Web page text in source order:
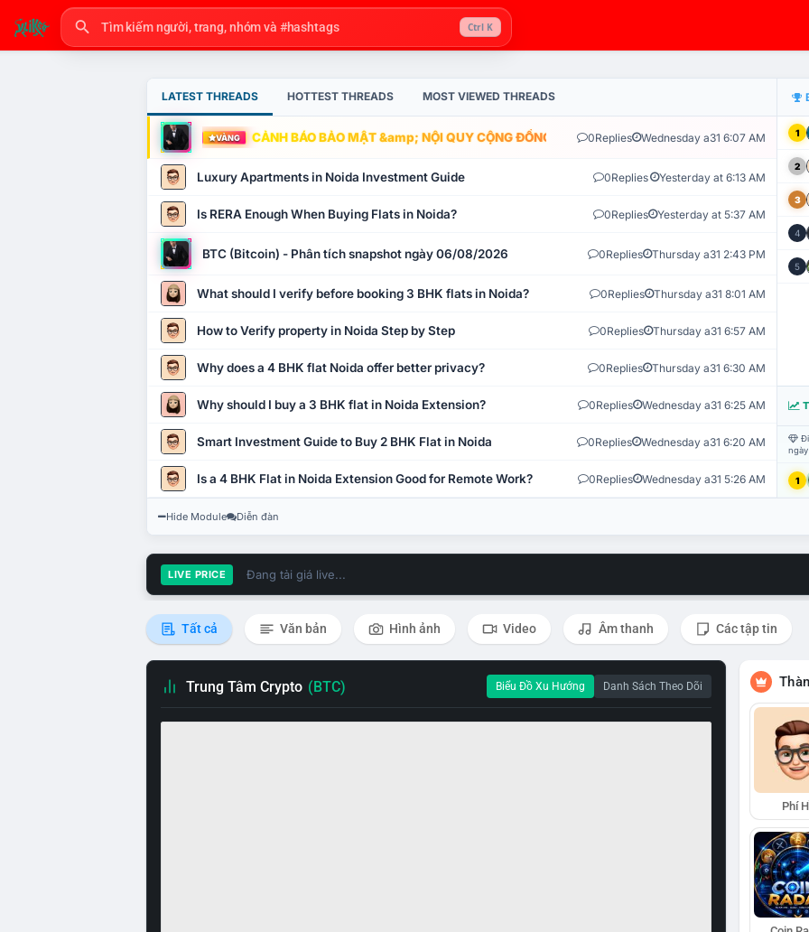
Ctrl K
LATEST THREADS HOTTEST THREADS MOST VIEWED THREADS
VÀNG CẢNH BÁO BẢO MẬT &amp; NỘI QUY CỘNG ĐỒNG VLIKE.VN: HỆ THỐNG GIÁM SÁT TỰ
0Replies Wednesday a31 6:07 AM
Luxury Apartments in Noida Investment Guide 0Replies Yesterday at 6:13 AM
Is RERA Enough When Buying Flats in Noida? 0Replies Yesterday at 5:37 AM
BTC (Bitcoin) - Phân tích snapshot ngày 06/08/2026 0Replies Thursday a31 2:43 PM
What should I verify before booking 3 BHK flats in Noida? 0Replies Thursday a31 8:01 AM
How to Verify property in Noida Step by Step 0Replies Thursday a31 6:57 AM
Why does a 4 BHK flat Noida offer better privacy? 0Replies Thursday a31 6:30 AM
Why should I buy a 3 BHK flat in Noida Extension? 0Replies Wednesday a31 6:25 AM
Smart Investment Guide to Buy 2 BHK Flat in Noida 0Replies Wednesday a31 6:20 AM
Is a 4 BHK Flat in Noida Extension Good for Remote Work? 0Replies Wednesday a31 5:26 AM
1
2
3
4
5
1
Hide Module Diễn đàn
LIVE PRICE Đang tải giá live...
Tất cả Văn bản Hình ảnh Video Âm thanh Các tập tin
Trung Tâm Crypto (BTC) Biểu Đồ Xu Hướng Danh Sách Theo Dõi
Phí